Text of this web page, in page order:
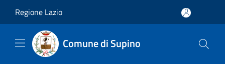
Regione Lazio
Comune di Supino